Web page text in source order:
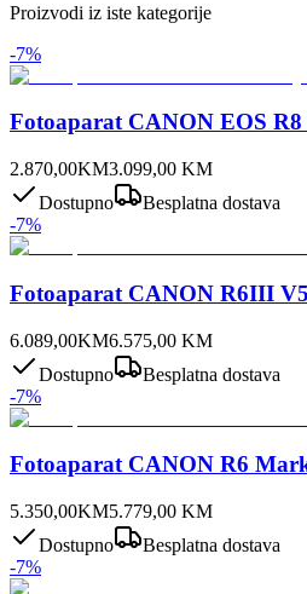
Proizvodi iz iste kategorije
-7%
Fotoaparat CANON EOS
2.870,00KM3.099,00 KM
Dostupno
Besplatna dostava
-7%
Fotoaparat CANON R6III
6.089,00KM6.575,00 KM
Dostupno
Besplatna dostava
-7%
Fotoaparat CANON R6
5.350,00KM5.779,00 KM
Dostupno
Besplatna dostava
-7%